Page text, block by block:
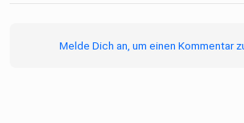
Melde Dich an, um einen Kommentar